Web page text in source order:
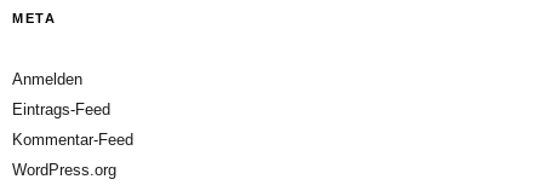
META
Anmelden
Eintrags-Feed
Kommentar-Feed
WordPress.org